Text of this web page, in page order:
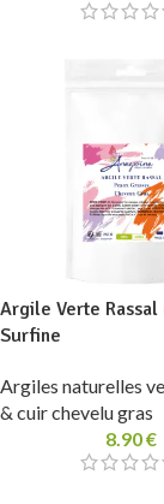
Argile Verte Rassal
Surfine
Argiles naturelles
& cuir chevelu gras
8.90€